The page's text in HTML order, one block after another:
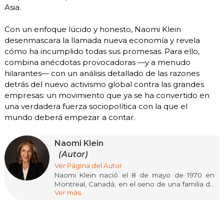
Asia.
Con un enfoque lúcido y honesto, Naomi Klein
desenmascara la llamada nueva economía y revela
cómo ha incumplido todas sus promesas. Para ello,
combina anécdotas provocadoras —y a menudo
hilarantes— con un análisis detallado de las razones
detrás del nuevo activismo global contra las grandes
empresas: un movimiento que ya se ha convertido en
una verdadera fuerza sociopolítica con la que el
mundo deberá empezar a contar.
Naomi Klein
(Autor)
Ver Página del Autor
Naomi Klein nació el 8 de mayo de 1970 en
Montreal, Canadá, en el seno de una familia de
activistas políticos. Su infancia estuvo marcada
Ver más